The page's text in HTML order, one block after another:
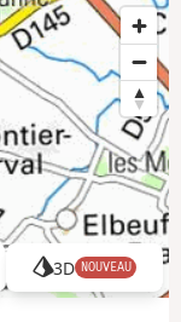
3D NOUVEAU